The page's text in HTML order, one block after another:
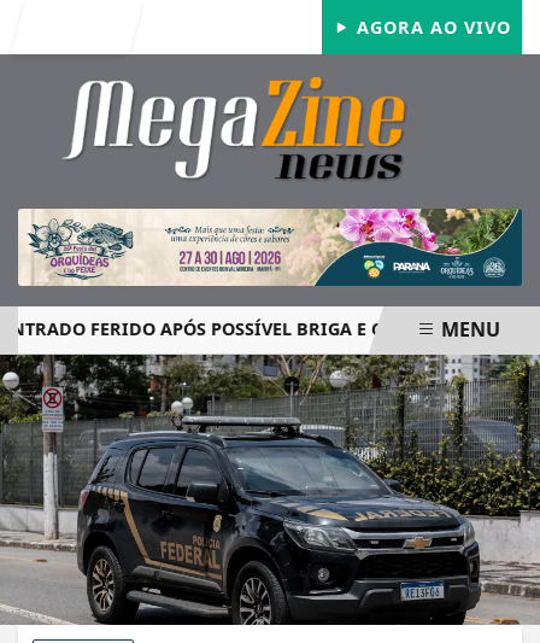
AGORA AO VIVO
FERIDO APÓS POSSÍVEL BRIGA E CASO GRAVE
EM ALTA
MENU